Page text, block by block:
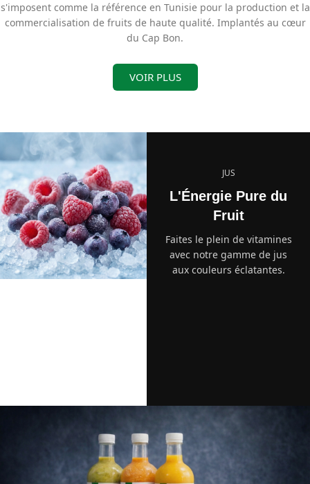
s'imposent comme la référence en Tunisie pour la production et la
commercialisation de fruits de haute qualité. Implantés au cœur
du Cap Bon.
VOIR PLUS
JUS
L'Énergie Pure du
Fruit
Faites le plein de vitamines
avec notre gamme de jus
aux couleurs éclatantes.